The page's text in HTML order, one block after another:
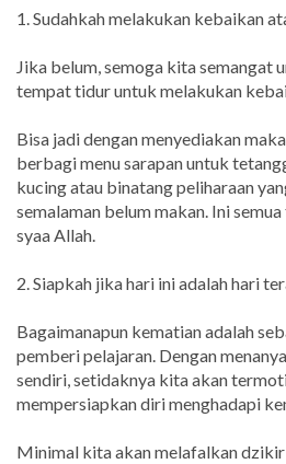
1. Sudahkah melakukan kebaikan
Jika belum, semoga kita semangat
tempat tidur untuk melakukan
Bisa jadi dengan menyediakan
berbagi menu sarapan untuk
kucing atau binatang peliharaan
semalaman belum makan. Ini
syaa Allah.
2. Siapkah jika hari ini adalah hari
Bagaimanapun kematian adalah
pemberi pelajaran. Dengan
sendiri, setidaknya kita akan
mempersiapkan diri menghadapi
Minimal kita akan melafalkan